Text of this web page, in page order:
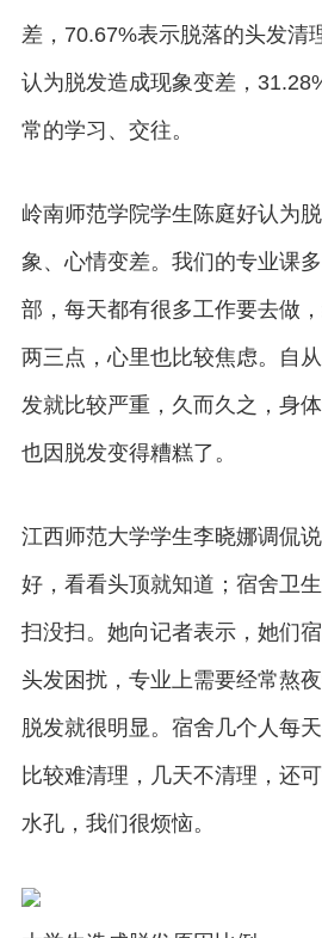
差，70.67%表示脱落的头发清
认为脱发造成现象变差，
常的学习、交往。
岭南师范学院学生陈庭好认为
象、心情变差。我们的专业课
部，每天都有很多工作要去做
两三点，心里也比较焦虑。自
发就比较严重，久而久之，身
也因脱发变得糟糕了。
江西师范大学学生李晓娜调侃
好，看看头顶就知道；宿舍卫
扫没扫。她向记者表示，她们
头发困扰，专业上需要经常熬
脱发就很明显。宿舍几个人每
比较难清理，几天不清理，还
水孔，我们很烦恼。